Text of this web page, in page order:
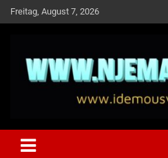
Skip
to
Freitag, August 7, 2026
Idemo u Svijet-